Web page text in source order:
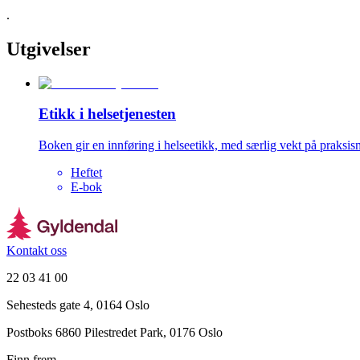
.
Utgivelser
Etikk i helsetjenesten
Boken gir en innføring i helseetikk, med særlig vekt på
Heftet
E-bok
Kontakt oss
22 03 41 00
Sehesteds gate 4, 0164 Oslo
Postboks 6860 Pilestredet Park, 0176 Oslo